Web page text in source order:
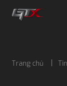
Trang chủ